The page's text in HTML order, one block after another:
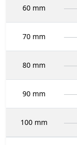
60 mm
70 mm
80 mm
90 mm
100 mm